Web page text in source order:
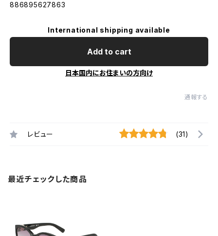
886895627863
International shipping available
Add to cart
日本国内にお住まいの方向け
通報する
レビュー (31)
最近チェックした商品